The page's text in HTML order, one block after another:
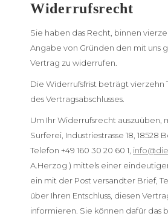
Widerrufsrecht
Sie haben das Recht, binnen
Angabe von Gründen den mit uns
Vertrag zu widerrufen.
Die Widerrufsfrist beträgt vierzehn
des Vertragsabschlusses.
Um Ihr Widerrufsrecht auszuüben,
Surferei, Industriestrasse 18, 18528
Telefon +49 160 30 20 60 1,
A.Herzog ) mittels einer
ein mit der Post versandter Brief,
über Ihren Entschluss, diesen
informieren. Sie können dafür das